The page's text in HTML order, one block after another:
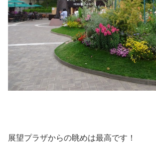
展望プラザからの眺めは最高です！